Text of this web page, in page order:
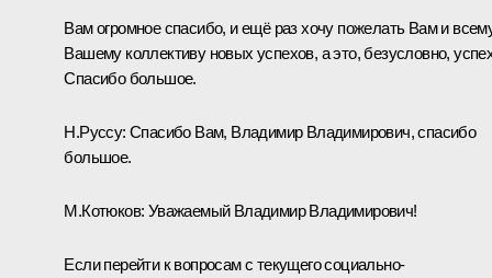
Вам огромное спасибо, и ещё раз хочу пожелать Вам и
Вашему коллективу новых успехов, а это, безусловно,
Спасибо большое.
Н.Руссу: Спасибо Вам, Владимир Владимирович, спасибо
большое.
М.Котюков: Уважаемый Владимир Владимирович!
Если перейти к вопросам с текущего социально-